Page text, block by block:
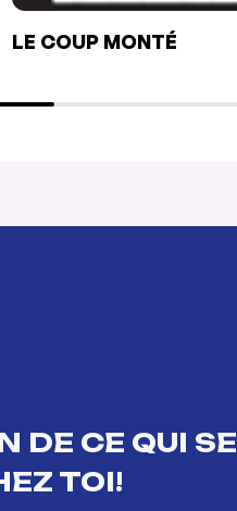
LE COUP MONTÉ
DE CE QUI SE
TOI!